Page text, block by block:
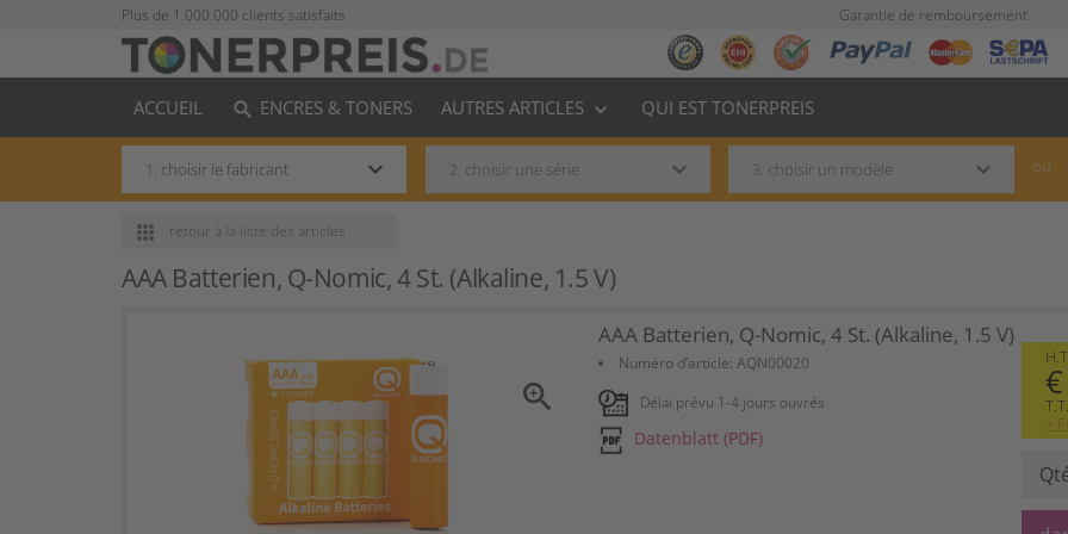
Plus de 1.000.000 clients satisfaits Garantie de remboursement
ACCUEIL search ENCRES & TONERS AUTRES ARTICLES keyboard_arrow_down QUI EST TONERPREIS
keyboard_arrow_down keyboard_arrow_down keyboard_arrow_down où
retour à la liste des articles
apps
AAA Batterien, Q-Nomic, 4 St. (Alkaline, 1.5 V)
zoom_in
AAA Batterien, Q-Nomic, 4 St. (Alkaline, 1.5 V)
Numéro d’article: AQN00020
Délai prévu 1-4 jours ouvrés
Datenblatt (PDF)
+